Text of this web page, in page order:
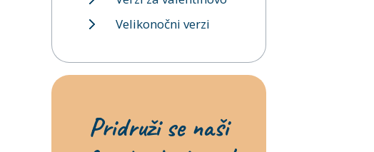
Velikonočni verzi
Pridruži se naši